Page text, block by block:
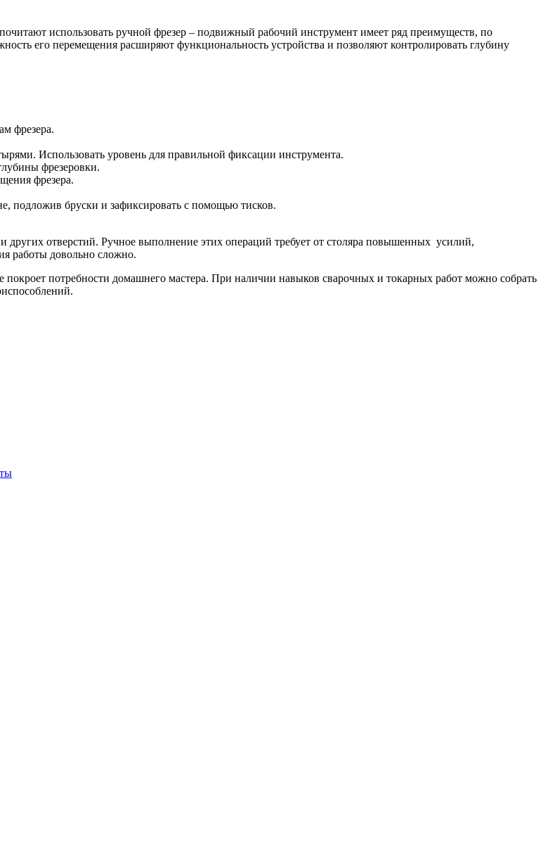
использовать ручной фрезер – подвижный рабочий инструмент имеет ряд преимуществ, по
его перемещения расширяют функциональность устройства и позволяют контролировать глубину
фрезера.
Использовать уровень для правильной фиксации инструмента.
фрезеровки.
фрезера.
подложив бруски и зафиксировать с помощью тисков.
других отверстий. Ручное выполнение этих операций требует от столяра повышенных усилий,
работы довольно сложно.
потребности домашнего мастера. При наличии навыков сварочных и токарных работ можно собрать